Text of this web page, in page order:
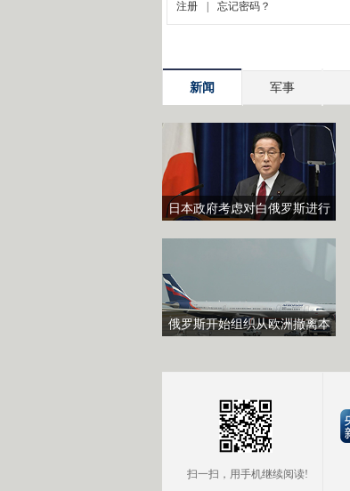
新闻 军事
日本政府考虑对白俄罗斯进行
俄罗斯开始组织从欧洲撤离本
扫一扫，用手机继续阅读!